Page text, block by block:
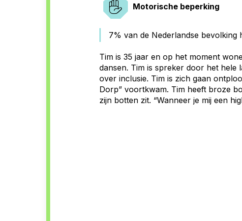
o
e
g
Motorische beperking
7% van de Nederlandse bevolking
Tim is 35 jaar en op het moment
dansen. Tim is spreker door het hele
over inclusie. Tim is zich gaan
Dorp” voortkwam. Tim heeft broze
zijn botten zit. “Wanneer je mij een